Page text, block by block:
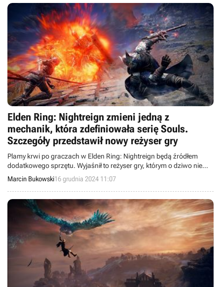
Elden Ring: Nightreign zmieni jedną z
mechanik, która zdefiniowała serię Souls.
Szczegóły przedstawił nowy reżyser gry
Plamy krwi po graczach w Elden Ring: Nightreign będą źródłem
dodatkowego sprzętu. Wyjaśnił to reżyser gry, którym o dziwo nie
jest Hidetaka Miyazaki.
Marcin Bukowski16 grudnia 2024 11:07